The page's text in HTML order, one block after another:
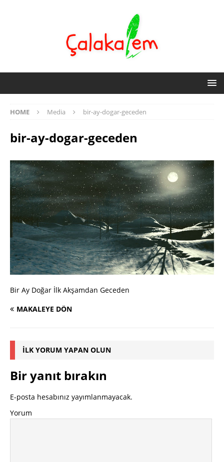
HOME Media bir-ay-dogar-geceden
bir-ay-dogar-geceden
Bir Ay Doğar İlk Akşamdan Geceden
MAKALEYE DÖN
İLK YORUM YAPAN OLUN
Bir yanıt bırakın
E-posta hesabınız yayımlanmayacak.
Yorum